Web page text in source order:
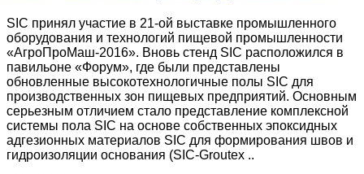
SIC принял участие в 21-ой выставке промышленного
оборудования и технологий пищевой промышленности
«АгроПроМаш-2016». Вновь стенд SIC расположился в
павильоне «Форум», где были представлены
обновленные высокотехнологичные полы SIC для
производственных зон пищевых предприятий. Основным
серьезным отличием стало представление комплексной
системы пола SIC на основе собственных эпоксидных
адгезионных материалов SIC для формирования швов и
гидроизоляции основания (SIC-Groutex ..